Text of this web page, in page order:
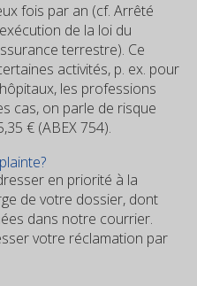
fois par an (cf. Arrêté
de la loi du
terrestre). Ce
activités, p. ex. pour
les professions
cas, on parle de risque
€ (ABEX 754).
en priorité à la
de votre dossier, dont
dans notre courrier.
votre réclamation par